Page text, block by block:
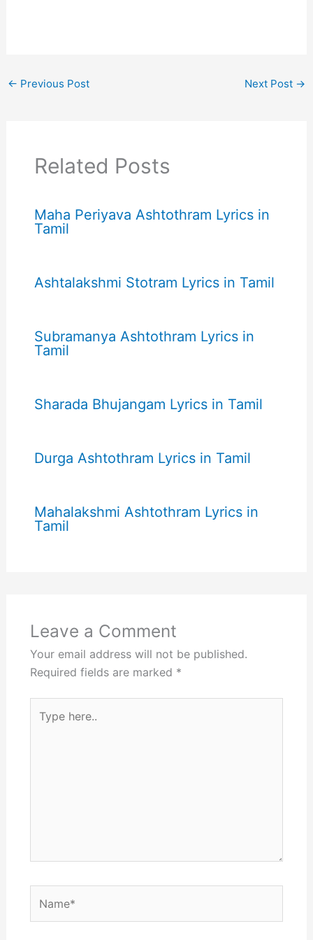
← Previous Post Next Post →
Related Posts
Maha Periyava Ashtothram Lyrics in
Tamil
Ashtalakshmi Stotram Lyrics in Tamil
Subramanya Ashtothram Lyrics in
Tamil
Sharada Bhujangam Lyrics in Tamil
Durga Ashtothram Lyrics in Tamil
Mahalakshmi Ashtothram Lyrics in
Tamil
Leave a Comment
Your email address will not be published.
Required fields are marked *
here..